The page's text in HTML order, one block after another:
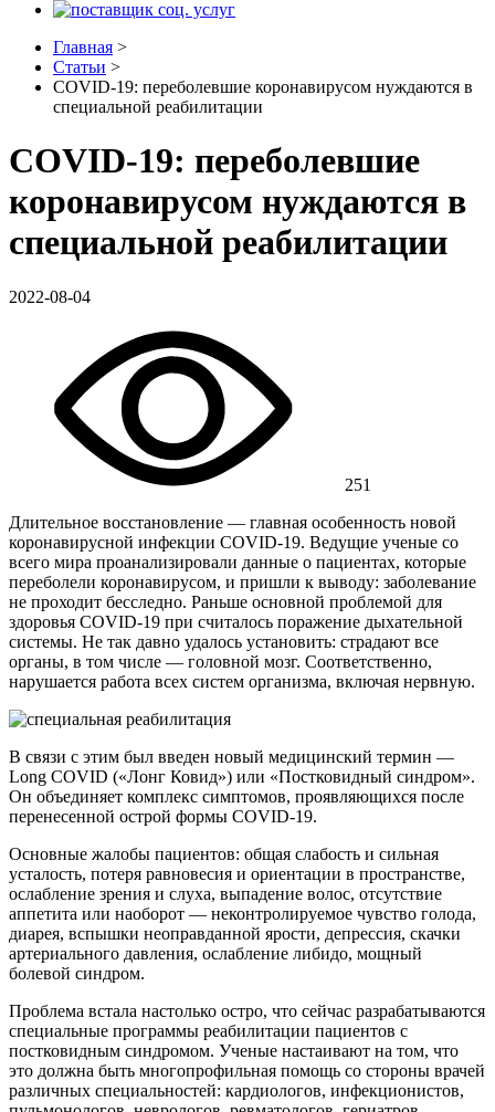
Главная >
Статьи >
COVID-19: переболевшие коронавирусом нуждаются в
специальной реабилитации
COVID-19: переболевшие
коронавирусом нуждаются в
специальной реабилитации
2022-08-04
251
Длительное восстановление — главная особенность новой
коронавирусной инфекции COVID-19. Ведущие ученые со
всего мира проанализировали данные о пациентах, которые
переболели коронавирусом, и пришли к выводу: заболевание
не проходит бесследно. Раньше основной проблемой для
здоровья COVID-19 при считалось поражение дыхательной
системы. Не так давно удалось установить: страдают все
органы, в том числе — головной мозг. Соответственно,
нарушается работа всех систем организма, включая нервную.
В связи с этим был введен новый медицинский термин —
Long COVID («Лонг Ковид») или «Постковидный синдром».
Он объединяет комплекс симптомов, проявляющихся после
перенесенной острой формы COVID-19.
Основные жалобы пациентов: общая слабость и сильная
усталость, потеря равновесия и ориентации в пространстве,
ослабление зрения и слуха, выпадение волос, отсутствие
аппетита или наоборот — неконтролируемое чувство голода,
диарея, вспышки неоправданной ярости, депрессия, скачки
артериального давления, ослабление либидо, мощный
болевой синдром.
Проблема встала настолько остро, что сейчас разрабатываются
специальные программы реабилитации пациентов с
постковидным синдромом. Ученые настаивают на том, что
это должна быть многопрофильная помощь со стороны врачей
различных специальностей: кардиологов, инфекционистов,